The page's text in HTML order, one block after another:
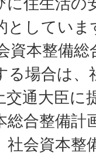
としていま
資本整備
る場合は、
交通大臣に
総合整備計
社会資本整